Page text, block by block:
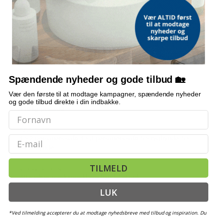
SÆDEHØJDE FRA GULV
40 cm
50 × 54 × 10 cm (L × B × T)
50 × 34 × 10 cm (L × B × T)
MAKS. BELASTNING
INDEHOLDER
sædehynde
Aftagelige, maskinvaskbare hyndebetræk
OFTE STILLEDE SPØRGSMÅL
Spændende nyheder og gode tilbud 🏡
Vær den første til at modtage kampagner, spændende nyheder
og gode tilbud direkte i din indbakke.
Email
TILMELD
LUK
*Ved tilmelding accepterer du at modtage nyhedsbreve med tilbud og inspiration. Du